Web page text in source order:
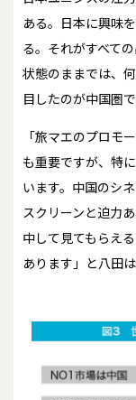
ある。日本に興味
る。それがすべて
状態のままでは、
目したのが中国圏
「旅マエのプロモ
も重要ですが、特
います。中国のシ
スクリーンと迫力
中して見てもらえ
あります」と八田は